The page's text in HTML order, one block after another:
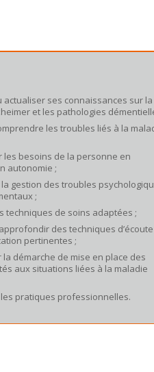
actualiser ses connaissances sur la
et les pathologies
les troubles liés à la
les besoins de la personne en
autonomie ;
gestion des troubles
;
techniques de soins adaptées ;
des techniques
pertinentes ;
la démarche de mise en place des
aux situations liées à la maladie
pratiques professionnelles.